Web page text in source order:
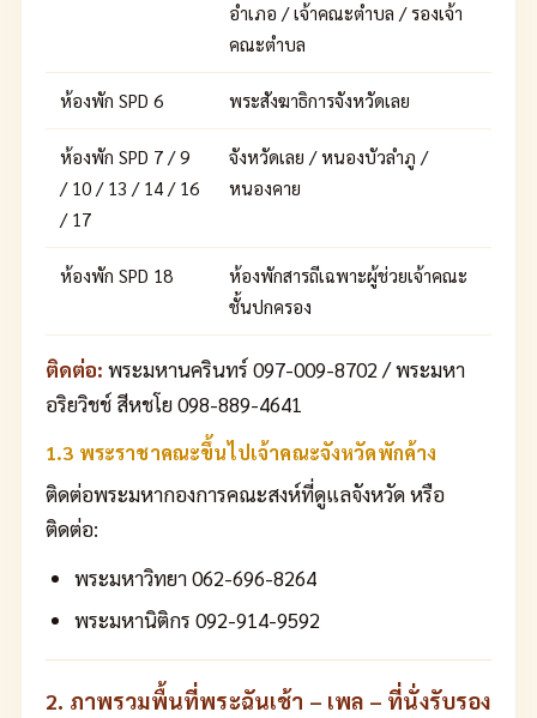
อำเภอ / เจ้าคณะตำบล / รองเจ้า
คณะตำบล
ห้องพัก SPD 6 พระสังฆาธิการจังหวัดเลย
ห้องพัก SPD 7 / 9
/ 10 / 13 / 14 / 16
/ 17
จังหวัดเลย / หนองบัวลำภู /
หนองคาย
ห้องพัก SPD 18
ห้องพักสารถีเฉพาะผู้ช่วยเจ้าคณะ
ชั้นปกครอง
ติดต่อ: พระมหานครินทร์ 097-009-8702 / พระมหา
อริยวิชช์ สีหชโย 098-889-4641
1.3 พระราชาคณะขึ้นไปเจ้าคณะจังหวัดพักค้าง
ติดต่อพระมหากองการคณะสงห์ที่ดูแลจังหวัด หรือ
ติดต่อ:
พระมหาวิทยา 062-696-8264
พระมหานิติกร 092-914-9592
2. ภาพรวมพื้นที่พระฉันเช้า – เพล – ที่นั่งรับรอง